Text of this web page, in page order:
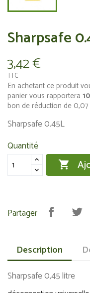
Sharpsafe
3,42 €
TTC
En achetant ce produit
panier vous rapportera 10
bon de réduction de
Sharpsafe 0.45L
Quantité

Partager
Description
Sharpsafe 0,45 litre